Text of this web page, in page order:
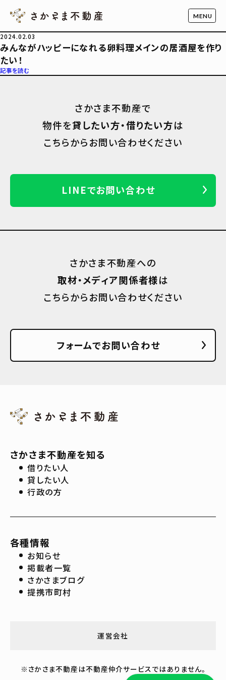
2024.02.03
みんながハッピーになれる卵料理メインの居酒屋を作り
たい！
記事を読む
さかさま不動産で
物件を貸したい方・借りたい方は
こちらからお問い合わせください
LINEでお問い合わせ
さかさま不動産への
取材・メディア関係者様は
こちらからお問い合わせください
フォームでお問い合わせ
さかさま不動産を知る
借りたい人
貸したい人
行政の方
各種情報
お知らせ
掲載者一覧
さかさまブログ
提携市町村
運営会社
※さかさま不動産は不動産仲介サービスではありません。